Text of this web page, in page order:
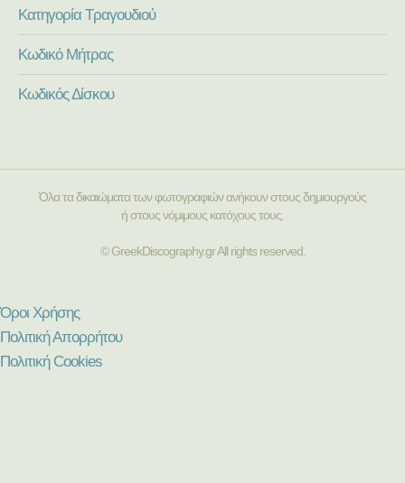
Κατηγορία Τραγουδιού
Κωδικό Μήτρας
Κωδικός Δίσκου
Όλα τα δικαιώματα των φωτογραφιών ανήκουν στους δημιουργούς
ή στους νόμιμους κατόχους τους.
© GreekDiscography.gr All rights reserved.
Όροι Χρήσης
Πολιτική Απορρήτου
Πολιτική Cookies